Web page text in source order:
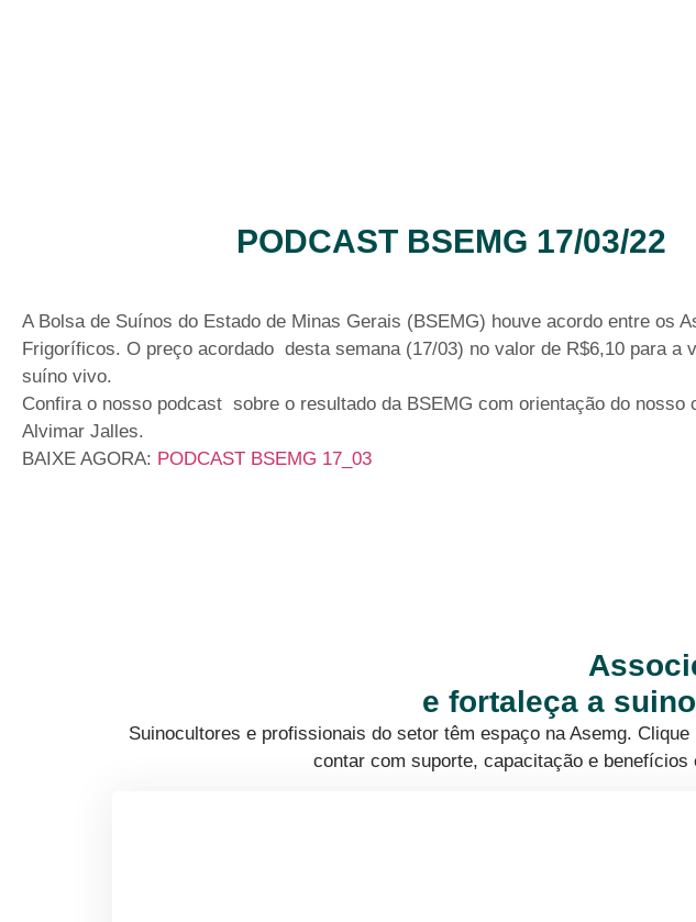
PODCAST BSEMG 17/03/22
A Bolsa de Suínos do Estado de Minas Gerais (BSEMG) houve acordo entre os
Frigoríficos. O preço acordado desta semana (17/03) no valor de R$6,10 para a
suíno vivo.
Confira o nosso podcast sobre o resultado da BSEMG com orientação do nosso
Alvimar Jalles.
BAIXE AGORA: PODCAST BSEMG 17_03
e fortaleça a
Suinocultores e profissionais do setor têm espaço na Asemg.
contar com suporte, capacitação e